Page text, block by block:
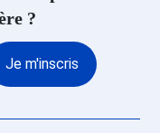
?
Je m'inscris